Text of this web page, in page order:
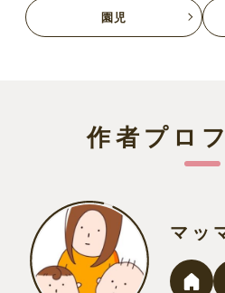
園児
作者プロ
マッ